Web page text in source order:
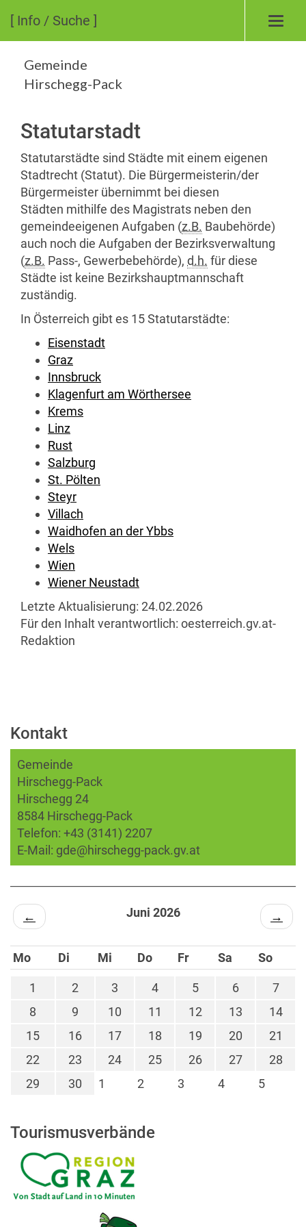
[ Info / Suche ]
Gemeinde
Hirschegg-Pack
Statutarstadt
Statutarstädte sind Städte mit einem eigenen
Stadtrecht (Statut). Die Bürgermeisterin/der
Bürgermeister übernimmt bei diesen
Städten mithilfe des Magistrats neben den
gemeindeeigenen Aufgaben (z.B. Baubehörde)
auch noch die Aufgaben der Bezirksverwaltung
(z.B. Pass-, Gewerbebehörde), d.h. für diese
Städte ist keine Bezirkshauptmannschaft
zuständig.
In Österreich gibt es 15 Statutarstädte:
Eisenstadt
Graz
Innsbruck
Klagenfurt am Wörthersee
Krems
Linz
Rust
Salzburg
St. Pölten
Steyr
Villach
Waidhofen an der Ybbs
Wels
Wien
Wiener Neustadt
Letzte Aktualisierung: 24.02.2026
Für den Inhalt verantwortlich: oesterreich.gv.at-
Redaktion
Kontakt
Gemeinde
Hirschegg-Pack
Hirschegg 24
8584 Hirschegg-Pack
Telefon: +43 (3141) 2207
E-Mail: gde@hirschegg-pack.gv.at
← Juni 2026 →
Mo Di Mi Do Fr Sa So
1 2 3 4 5 6
7
8
9 10 11 12 13
14
15
16 17 18 19 20
21
22
23 24 25 26 27
28
29
30 1 2 3 4 5
Tourismusverbände